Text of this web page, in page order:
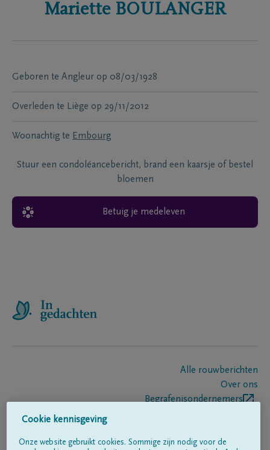
Mariette BOULANGER
Geboren te Angleur op 08/03/1928
Overleden te Liège op 29/11/2012
Woonachtig te Embourg
Stuur een condoléancebericht, brand een kaarsje of bestel
bloemen
Betuig je medeleven
Alle rouwberichten
Over ons
Begrafenisondernemers
Cookie kennisgeving
Onze website gebruikt cookies. Sommige zijn nodig voor de